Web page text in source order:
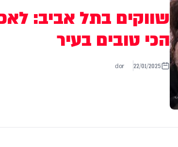
שווקים בתל אביב:
הכי טובים בעיר
22/01/2025
dor